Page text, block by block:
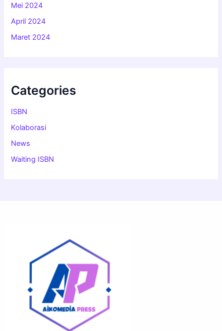
Mei 2024
April 2024
Maret 2024
Categories
ISBN
Kolaborasi
News
Waiting ISBN